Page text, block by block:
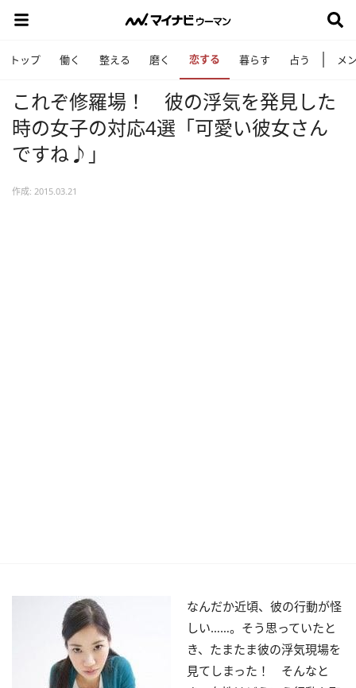
トップ 働く 整える 磨く 恋する 暮らす 占う メ
これぞ修羅場！ 彼の浮気を発見した
時の女子の対応4選「可愛い彼女さん
ですね♪」
作成: 2015.03.21
なんだか近頃、彼の行動が怪
しい……。そう思っていたと
き、たまたま彼の浮気現場を
見てしまった！ そんなと